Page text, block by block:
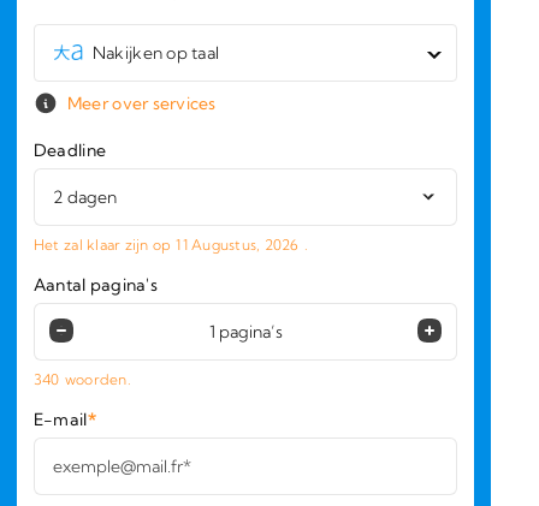
Nakijken op taal
Meer over services
Deadline
Het zal klaar zijn op 11 Augustus, 2026
Aantal pagina's
340 woorden.
E-mail*